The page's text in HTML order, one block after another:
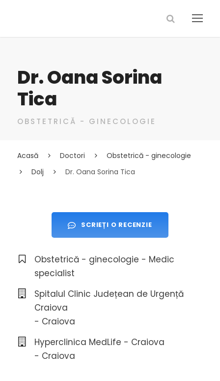
Dr. Oana Sorina
Tica
OBSTETRICĂ - GINECOLOGIE
Acasă Doctori
Obstetrică - ginecologie
Dolj
Dr. Oana Sorina Tica
SCRIEȚI O RECENZIE
Obstetrică - ginecologie - Medic
specialist
Spitalul Clinic Județean de Urgență
Craiova
- Craiova
Hyperclinica MedLife - Craiova
- Craiova